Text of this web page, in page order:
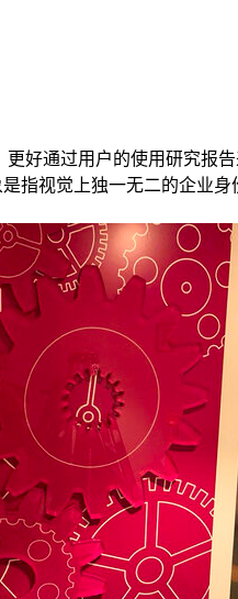
好通过用户的使用研究报
指视觉上独一无二的企业